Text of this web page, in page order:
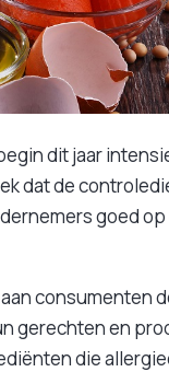
dit jaar
dat de
goed
consumenten
gerechten en
die